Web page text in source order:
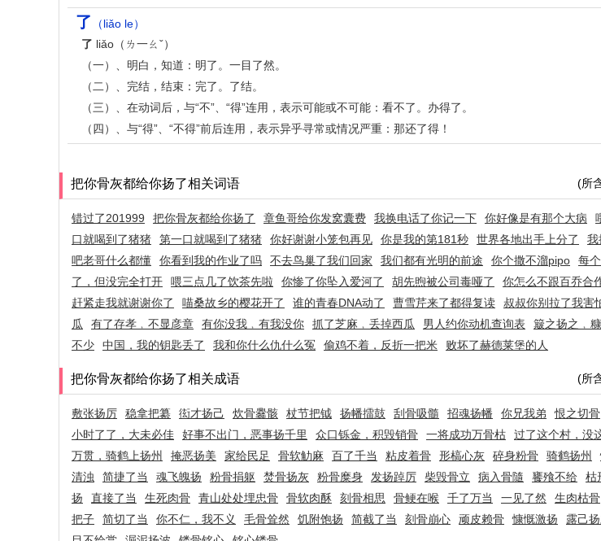
了
（liǎo le）
了 liǎo（ㄌ一ㄠˇ）
（一）、明白，知道：明了。一目了然。
（二）、完结，结束：完了。了结。
（三）、在动词后，与“不”、“得”连用，表示可能或不可能：看不了。办得了。
（四）、与“得”、“不得”前后连用，表示异乎寻常或情况严重：那还了得！
把你骨灰都给你扬了相关词语 (所
错过了201999 把你骨灰都给你扬了 章鱼哥给你发窝囊费 我换电话了你记一下 你好像是有那个大病
口就喝到了猪猪
第一口就喝到了猪猪 你好谢谢小笼包再见 你是我的第181秒 世界各地出手上分了 我
吧老哥什么都懂
你看到我的作业了吗 不去鸟巢了我们回家 我们都有光明的前途 你个撒不溜pipo 每
了，但没完全打开
喂三点几了饮茶先啦 你惨了你坠入爱河了 胡先煦被公司毒哑了 你怎么不跟百乔合
赶紧走我就谢谢你了
喵桑故乡的樱花开了 谁的青春DNA动了 曹雪芹来了都得复读 叔叔你别拉了我害
瓜
有了存孝﹐不显彦章 有你没我﹐有我没你 抓了芝麻﹐丢掉西瓜 男人约你动机查询表 簸之扬之﹐
不少
中国，我的钥匙丢了 我和你什么仇什么冤 偷鸡不着，反折一把米 败坏了赫德莱堡的人
把你骨灰都给你扬了相关成语 (所
敷张扬厉 稳拿把纂 衒才扬己 炊骨爨骸 杖节把钺 扬幡擂鼓 刮骨吸髓 招魂扬幡 你兄我弟 恨之切骨
小时了了，大未必佳
好事不出门，恶事扬千里 众口铄金，积毁销骨 一将成功万骨枯 过了这个村，没
万贯，骑鹤上扬州
掩恶扬美 家给民足 骨软觔麻 百了千当 粘皮着骨 形槁心灰 碎身粉骨 骑鹤扬州
清浊
简捷了当 魂飞魄扬 粉骨捐躯 焚骨扬灰 粉骨糜身 发扬踔厉 柴毁骨立 病入骨隨 饔飱不给 枯
扬
直接了当 生死肉骨 青山处处埋忠骨 骨软肉酥 刻骨相思 骨鲠在喉 千了万当 一见了然 生肉枯骨
把子
简切了当 你不仁，我不义 毛骨耸然 饥附饱扬 简截了当 刻骨崩心 顽皮赖骨 慷慨激扬 露己